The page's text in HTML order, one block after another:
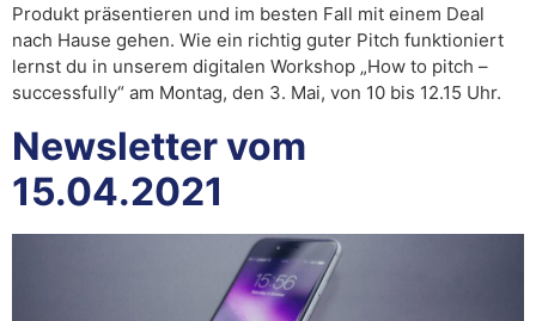
Produkt präsentieren und im besten Fall mit einem Deal
nach Hause gehen. Wie ein richtig guter Pitch funktioniert
lernst du in unserem digitalen Workshop „How to pitch –
successfully“ am Montag, den 3. Mai, von 10 bis 12.15 Uhr.
Newsletter vom
15.04.2021